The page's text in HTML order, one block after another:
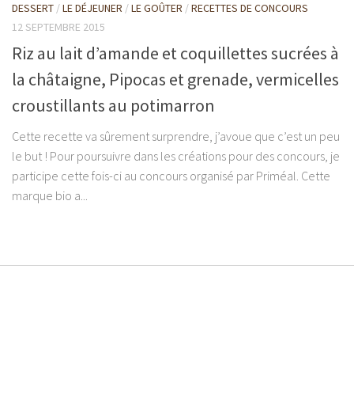
DESSERT /LE DÉJEUNER /LE GOÛTER /RECETTES DE CONCOURS
12 SEPTEMBRE 2015
Riz au lait d’amande et coquillettes sucrées à
la châtaigne, Pipocas et grenade, vermicelles
croustillants au potimarron
Cette recette va sûrement surprendre, j’avoue que c’est un peu
le but ! Pour poursuivre dans les créations pour des concours, je
participe cette fois-ci au concours organisé par Priméal. Cette
marque bio a...